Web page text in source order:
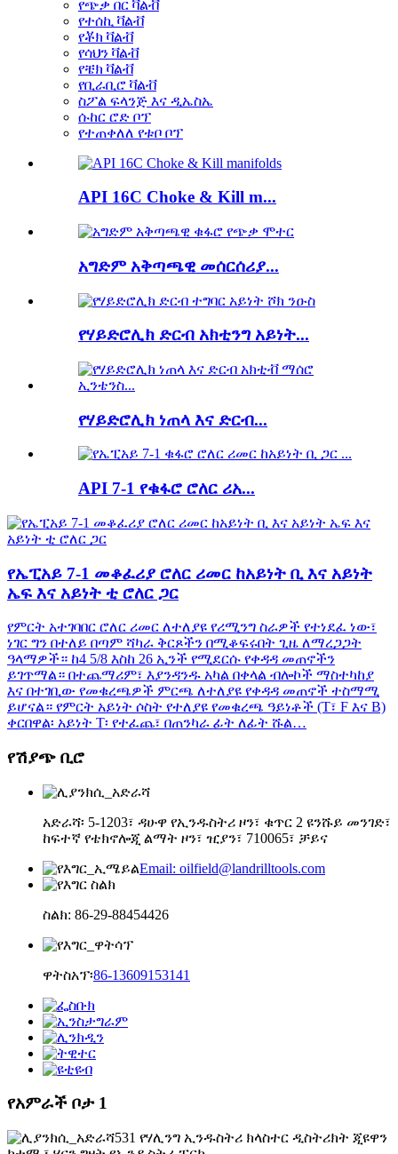
የጭቃ በር ቫልቭ
የተሰኪ ቫልቭ
የቾክ ቫልቭ
የሳህን ቫልቭ
የቼክ ቫልቭ
የቢራቢሮ ቫልቭ
ስፖል ፍላንጅ እና ዲኤስኤ
ሱከር ሮድ ቦፕ
የተጠቀለለ የቱቦ ቦፕ
API 16C Choke & Kill m...
አግድም አቅጣጫዊ መሰርሰሪያ...
የሃይድሮሊክ ድርብ አክቲንግ አይነት...
የሃይድሮሊክ ነጠላ እና ድርብ...
API 7-1 የቁፋሮ ሮለር ሪአ...
የኤፒአይ 7-1 መቆፈሪያ ሮለር ሪመር ከአይነት ቢ እና አይነት
ኤፍ እና አይነት ቲ ሮለር ጋር
የምርት አተገባበር ሮለር ሪመር ለተለያዩ የሪሚንግ ስራዎች የተነደፈ ነው፣
ነገር ግን በተለይ በጣም ሻካራ ቅርጾችን በሚቆፍሩበት ጊዜ ለማረጋጋት
ዓላማዎች። ከ4 5/8 እስከ 26 ኢንች የሚደርሱ የቀዳዳ መጠኖችን
ይገጥማል። በተጨማሪም፣ እያንዳንዱ አካል በቀላል ብሎኮች ማስተካከያ
እና በተገቢው የመቁረጫዎች ምርጫ ለተለያዩ የቀዳዳ መጠኖች ተስማሚ
ይሆናል። የምርት አይነት ሶስት የተለያዩ የመቁረጫ ዓይነቶች (T፣ F እና B)
ቀርበዋል፡ አይነት T፡ የተፈጨ፣ በጠንካራ ፊት ለፊት ሹል…
የሽያጭ ቢሮ
አድራሻ፡ 5-1203፣ ዳሁዋ የኢንዱስትሪ ዞን፣ ቁጥር 2 ዩንሹይ መንገድ፣
ከፍተኛ የቴክኖሎጂ ልማት ዞን፣ ዢያን፣ 710065፣ ቻይና
Email: oilfield@landrilltools.com
ስልክ: 86-29-88454426
ዋትስአፕ፡86-13609153141
የአምራች ቦታ 1
531 የሃሊንግ ኢንዱስትሪ ክላስተር ዲስትሪክት ጂዩዋን